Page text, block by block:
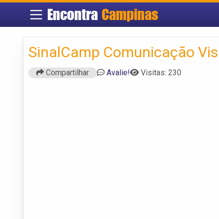
EncontraCampinas
SinalCamp Comunicação
Compartilhar Avalie! Visitas: 230